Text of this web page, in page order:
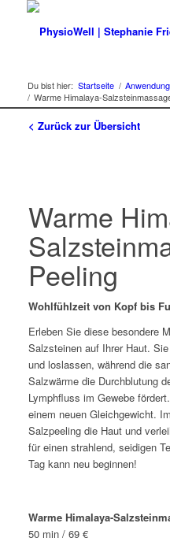
Du bist hier: Startseite /
/ Warme Himalaya-
< Zurück zur Übersicht
Warme
Peeling
Wohlfühlzeit von Kopf bis
Erleben Sie diese besondere
Salzsteinen auf Ihrer Haut.
und loslassen, während die
Salzwärme die Durchblutung
Lymphfluss im Gewebe
einem neuen Gleichgewicht.
Salzpeeling die Haut und
für einen strahlend, seidigen
Tag kann neu beginnen!
Warme Himalaya-
50 min / 69 €